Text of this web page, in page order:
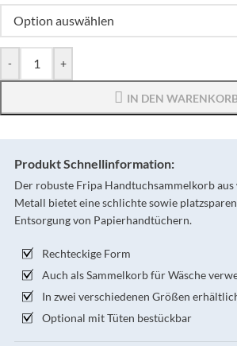
- +
IN DEN
Produkt Schnellinformation:
Der robuste Fripa Handtuchsammelkorb
Metall bietet eine schlichte sowie
Entsorgung von Papierhandtüchern.
Rechteckige Form
Auch als Sammelkorb für Wäsche
In zwei verschiedenen Größen
Optional mit Tüten bestückbar